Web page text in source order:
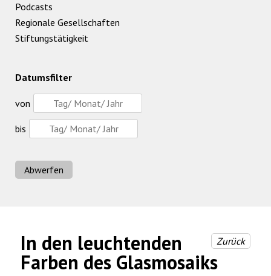
In den leuchtenden
Farben des Glasmosaiks
Zurück
Podcasts
Regionale Gesellschaften
Stiftungstätigkeit
Datumsfilter
von
bis
Abwerfen